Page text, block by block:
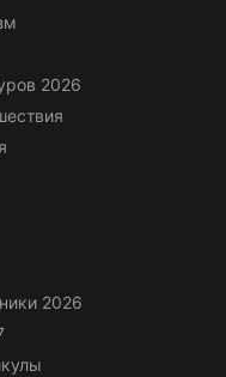
2026
2026